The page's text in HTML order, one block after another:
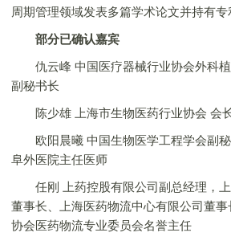
周期管理领域发表多篇学术论文并持有专
部分已确认嘉宾
仇云峰 中国医疗器械行业协会外科植
副秘书长
陈少雄 上海市生物医药行业协会 会
欧阳晨曦 中国生物医学工程学会副秘
阜外医院主任医师
任刚 上药控股有限公司副总经理，上
董事长、上海医药物流中心有限公司董
协会医药物流专业委员会名誉主任